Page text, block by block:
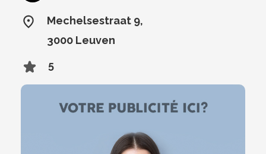
Mechelsestraat 9,
3000 Leuven
5